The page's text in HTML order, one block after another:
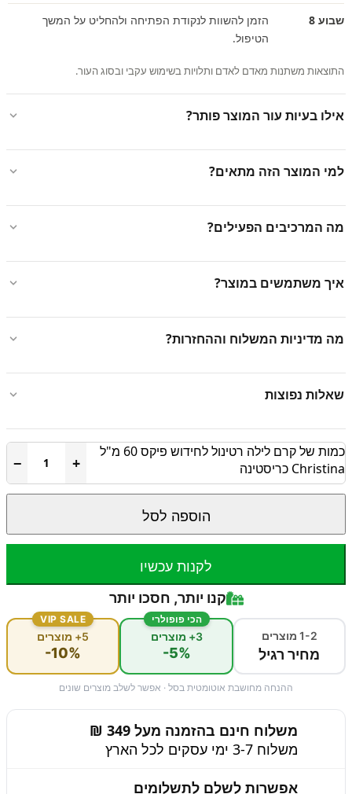
שבוע 8
הזמן להשוות לנקודת הפתיחה ולהחליט על המשך
הטיפול.
התוצאות משתנות מאדם לאדם ותלויות בשימוש עקבי ובסוג העור.
אילו בעיות עור המוצר פותר?
למי המוצר הזה מתאים?
מה המרכיבים הפעילים?
איך משתמשים במוצר?
מה מדיניות המשלוח וההחזרות?
שאלות נפוצות
כמות של קרם לילה רטינול לחידוש פיקס 60 מ"ל
Christina כריסטינה
+
−
הוספה לסל
לקנות עכשיו
קנו יותר, חסכו יותר
1-2 מוצרים
מחיר רגיל
הכי פופולרי
3+ מוצרים
-5%
VIP SALE
5+ מוצרים
-10%
ההנחה מחושבת אוטומטית בסל · אפשר לשלב מוצרים שונים
משלוח חינם בהזמנה מעל 349 ₪
משלוח 3-7 ימי עסקים לכל הארץ
אפשרות לשלם לתשלומים